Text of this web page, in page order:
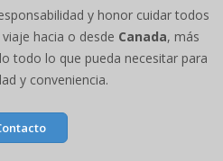
y honor cuidar todos
hacia o desde Canada, más
todo lo que pueda necesitar para
y conveniencia.